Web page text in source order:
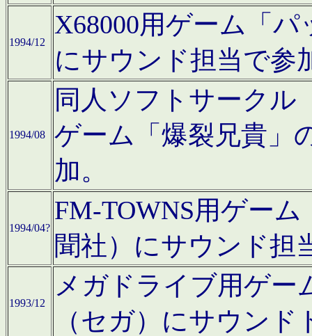
1994/12
X68000用ゲーム「
にサウンド担当で参
1994/08
同人ソフトサークル
ゲーム「爆裂兄貴」
加。
1994/04?
FM-TOWNS用ゲー
聞社）にサウンド担
1993/12
メガドライブ用ゲー
（セガ）にサウン